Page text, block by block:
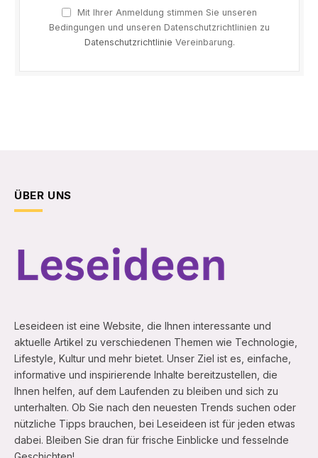
Mit Ihrer Anmeldung stimmen Sie unseren
Bedingungen und unseren Datenschutzrichtlinien zu
Datenschutzrichtlinie Vereinbarung.
ÜBER UNS
Leseideen ist eine Website, die Ihnen interessante und
aktuelle Artikel zu verschiedenen Themen wie Technologie,
Lifestyle, Kultur und mehr bietet. Unser Ziel ist es, einfache,
informative und inspirierende Inhalte bereitzustellen, die
Ihnen helfen, auf dem Laufenden zu bleiben und sich zu
unterhalten. Ob Sie nach den neuesten Trends suchen oder
nützliche Tipps brauchen, bei Leseideen ist für jeden etwas
dabei. Bleiben Sie dran für frische Einblicke und fesselnde